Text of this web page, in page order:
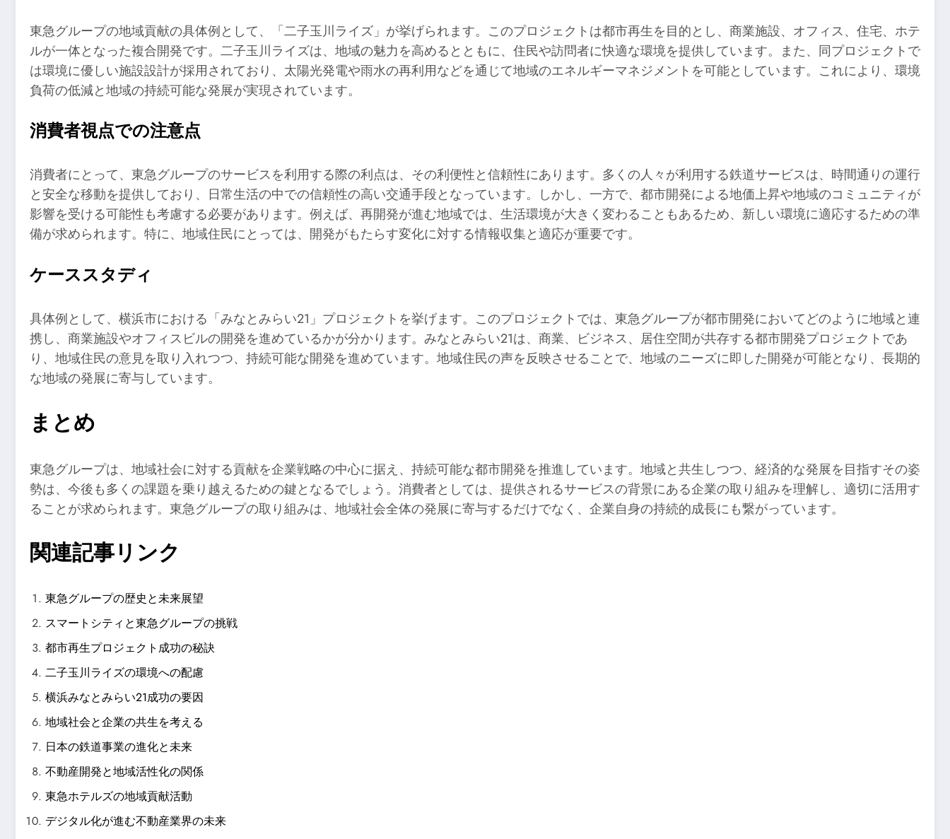
東急グループの地域貢献の具体例として、「二子玉川ライズ」が挙げられます。このプロジェクトは都市再生を目的とし、商業施設、オフィス、住宅、ホテ
ルが一体となった複合開発です。二子玉川ライズは、地域の魅力を高めるとともに、住民や訪問者に快適な環境を提供しています。また、同プロジェクトで
は環境に優しい施設設計が採用されており、太陽光発電や雨水の再利用などを通じて地域のエネルギーマネジメントを可能としています。これにより、環境
負荷の低減と地域の持続可能な発展が実現されています。
消費者視点での注意点
消費者にとって、東急グループのサービスを利用する際の利点は、その利便性と信頼性にあります。多くの人々が利用する鉄道サービスは、時間通りの運行
と安全な移動を提供しており、日常生活の中での信頼性の高い交通手段となっています。しかし、一方で、都市開発による地価上昇や地域のコミュニティが
影響を受ける可能性も考慮する必要があります。例えば、再開発が進む地域では、生活環境が大きく変わることもあるため、新しい環境に適応するための準
備が求められます。特に、地域住民にとっては、開発がもたらす変化に対する情報収集と適応が重要です。
ケーススタディ
具体例として、横浜市における「みなとみらい21」プロジェクトを挙げます。このプロジェクトでは、東急グループが都市開発においてどのように地域と連
携し、商業施設やオフィスビルの開発を進めているかが分かります。みなとみらい21は、商業、ビジネス、居住空間が共存する都市開発プロジェクトであ
り、地域住民の意見を取り入れつつ、持続可能な開発を進めています。地域住民の声を反映させることで、地域のニーズに即した開発が可能となり、長期的
な地域の発展に寄与しています。
まとめ
東急グループは、地域社会に対する貢献を企業戦略の中心に据え、持続可能な都市開発を推進しています。地域と共生しつつ、経済的な発展を目指すその姿
勢は、今後も多くの課題を乗り越えるための鍵となるでしょう。消費者としては、提供されるサービスの背景にある企業の取り組みを理解し、適切に活用す
ることが求められます。東急グループの取り組みは、地域社会全体の発展に寄与するだけでなく、企業自身の持続的成長にも繋がっています。
関連記事リンク
東急グループの歴史と未来展望
スマートシティと東急グループの挑戦
都市再生プロジェクト成功の秘訣
二子玉川ライズの環境への配慮
横浜みなとみらい21成功の要因
地域社会と企業の共生を考える
日本の鉄道事業の進化と未来
不動産開発と地域活性化の関係
東急ホテルズの地域貢献活動
デジタル化が進む不動産業界の未来